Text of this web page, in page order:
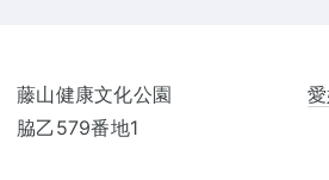
藤山健康文化公園
脇乙579番地1